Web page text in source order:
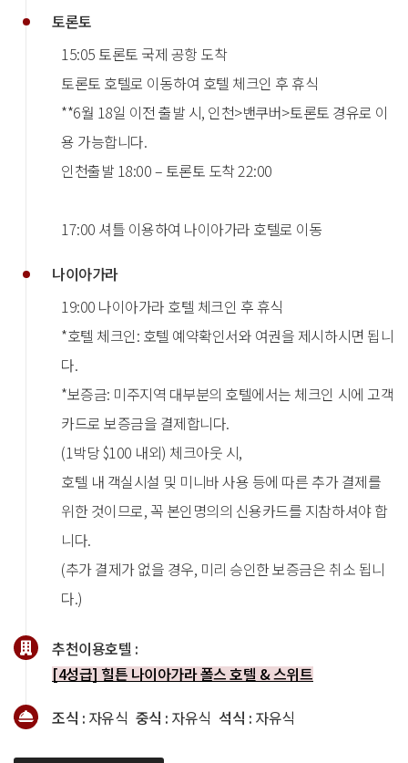
토론토
15:05 토론토 국제 공항 도착
토론토 호텔로 이동하여 호텔 체크인 후 휴식
**6월 18일 이전 출발 시, 인천>밴쿠버>토론토 경유로 이
용 가능합니다.
인천출발 18:00 – 토론토 도착 22:00
17:00 셔틀 이용하여 나이아가라 호텔로 이동
나이아가라
19:00 나이아가라 호텔 체크인 후 휴식
*호텔 체크인: 호텔 예약확인서와 여권을 제시하시면 됩니
다.
*보증금: 미주지역 대부분의 호텔에서는 체크인 시에 고객
카드로 보증금을 결제합니다.
(1박당 $100 내외) 체크아웃 시,
호텔 내 객실시설 및 미니바 사용 등에 따른 추가 결제를
위한 것이므로, 꼭 본인명의의 신용카드를 지참하셔야 합
니다.
(추가 결제가 없을 경우, 미리 승인한 보증금은 취소 됩니
다.)
추천이용호텔 :
[4성급] 힐튼 나이아가라 폴스 호텔 & 스위트
조식 : 자유식 중식 : 자유식 석식 : 자유식